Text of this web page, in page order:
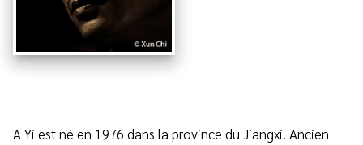
A Yi est né en 1976 dans la province du Jiangxi. Ancien